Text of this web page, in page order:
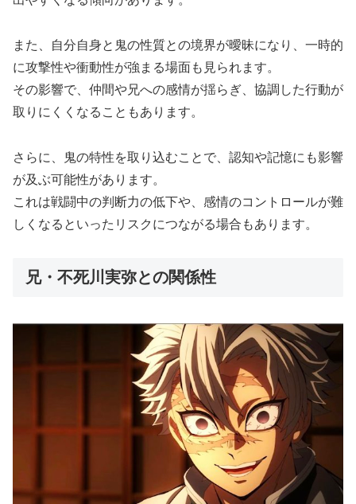
また、自分自身と鬼の性質との境界が曖昧になり、一時的
に攻撃性や衝動性が強まる場面も見られます。
その影響で、仲間や兄への感情が揺らぎ、協調した行動が
取りにくくなることもあります。
さらに、鬼の特性を取り込むことで、認知や記憶にも影響
が及ぶ可能性があります。
これは戦闘中の判断力の低下や、感情のコントロールが難
しくなるといったリスクにつながる場合もあります。
兄・不死川実弥との関係性